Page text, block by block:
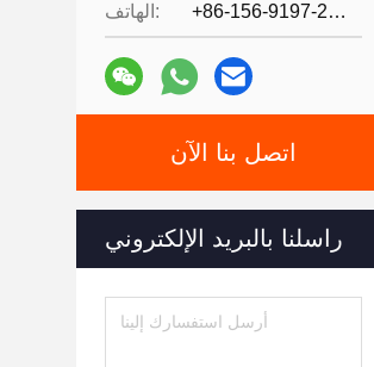
الهاتف: +86-156-9197-2150
اتصل بنا الآن
راسلنا بالبريد الإلكتروني